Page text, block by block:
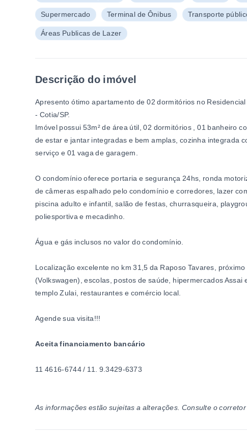
Supermercado Terminal de Ônibus Transporte
Áreas Publicas de Lazer
Descrição do imóvel
Apresento ótimo apartamento de 02 dormitórios no
- Cotia/SP.
Imóvel possui 53m² de área útil, 02 dormitórios , 01 banheiro
de estar e jantar integradas e bem amplas, cozinha integrada
serviço e 01 vaga de garagem.
O condomínio oferece portaria e segurança 24hs, ronda
de câmeras espalhado pelo condomínio e corredores, lazer
piscina adulto e infantil, salão de festas, churrasqueira,
poliesportiva e mecadinho.
Água e gás inclusos no valor do condomínio.
Localização excelente no km 31,5 da Raposo Tavares, próximo
(Volkswagen), escolas, postos de saúde, hipermercados Assai
templo Zulai, restaurantes e comércio local.
Agende sua visita!!!
Aceita financiamento bancário
11 4616-6744 / 11. 9.3429-6373
As informações estão sujeitas a alterações. Consulte o corretor